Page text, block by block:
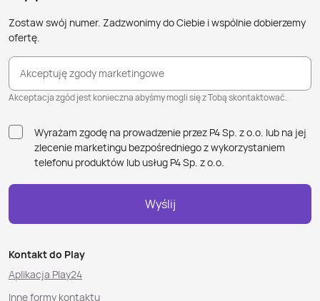
Zostaw swój numer. Zadzwonimy do Ciebie i wspólnie dobierzemy
ofertę.
Akceptuję zgody marketingowe
Akceptacja zgód jest konieczna abyśmy mogli się z Tobą skontaktować.
Wyrażam zgodę na prowadzenie przez P4 Sp. z o.o. lub na jej
zlecenie marketingu bezpośredniego z wykorzystaniem
telefonu produktów lub usług P4 Sp. z o.o.
Wyślij
Kontakt do Play
Aplikacja Play24
Inne formy kontaktu